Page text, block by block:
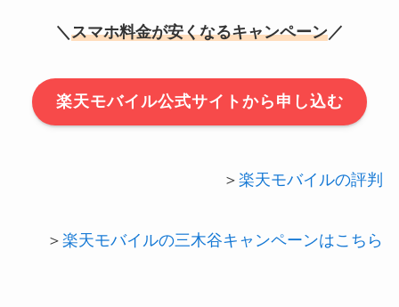
＼ スマホ料金が安くなるキャンペーン／
楽天モバイル公式サイトから申し込む
＞楽天モバイルの評判
＞楽天モバイルの三木谷キャンペーンはこちら